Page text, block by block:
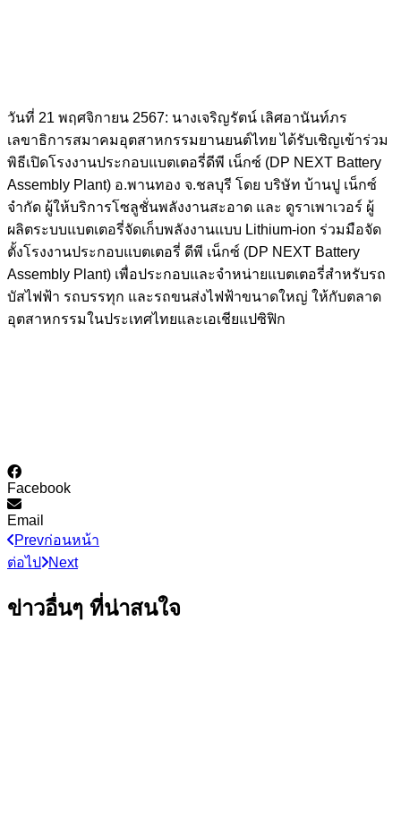
วันที่ 21 พฤศจิกายน 2567: นางเจริญรัตน์ เลิศอานันท์ภร
เลขาธิการสมาคมอุตสาหกรรมยานยนต์ไทย ได้รับเชิญเข้าร่วม
พิธีเปิดโรงงานประกอบแบตเตอรี่ดีพี เน็กซ์ (DP NEXT Battery
Assembly Plant) อ.พานทอง จ.ชลบุรี โดย บริษัท บ้านปู เน็กซ์
จำกัด ผู้ให้บริการโซลูชั่นพลังงานสะอาด และ ดูราเพาเวอร์ ผู้
ผลิตระบบแบตเตอรี่จัดเก็บพลังงานแบบ Lithium-ion ร่วมมือจัด
ตั้งโรงงานประกอบแบตเตอรี่ ดีพี เน็กซ์ (DP NEXT Battery
Assembly Plant) เพื่อประกอบและจำหน่ายแบตเตอรี่สำหรับรถ
บัสไฟฟ้า รถบรรทุก และรถขนส่งไฟฟ้าขนาดใหญ่ ให้กับตลาด
อุตสาหกรรมในประเทศไทยและเอเชียแปซิฟิก
Facebook
Email
Prevก่อนหน้า
ต่อไป
Next
ข่าวอื่นๆ ที่น่าสนใจ